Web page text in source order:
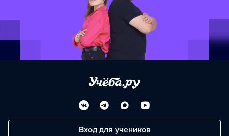
Вход для учеников